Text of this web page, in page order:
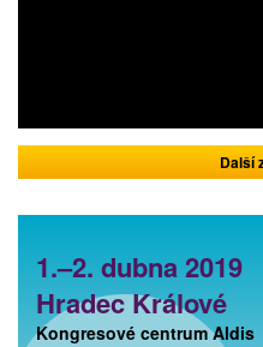
Další
1.–2. dubna 2019
Hradec Králové
Kongresové centrum Aldis